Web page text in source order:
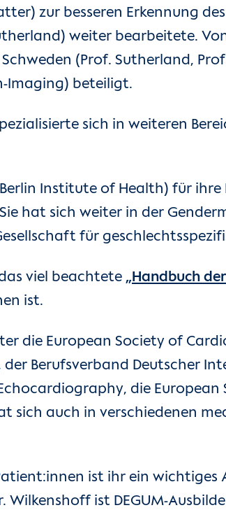
zur besseren Erkennung
weiter bearbeitete. Von
(Prof. Sutherland,
Imaging) beteiligt.
sich in weiteren
Institute of Health) für
hat sich weiter in der
für
viel beachtete „Handbuch
ist.
die European Society of
Berufsverband Deutscher
die
sich auch in verschiedenen
ist ihr ein wichtiges
ist DEGUM-